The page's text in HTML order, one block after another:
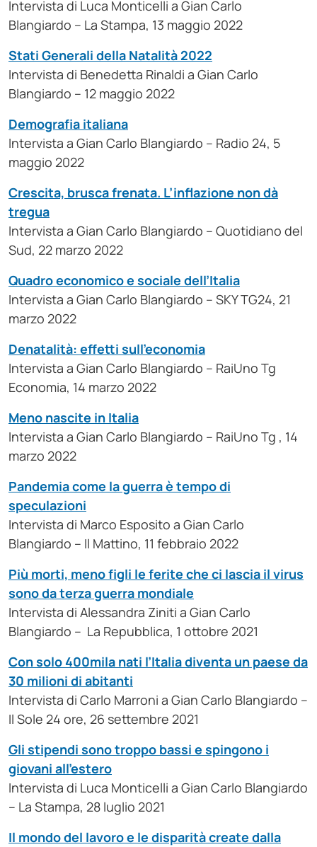
Intervista di Luca Monticelli a Gian Carlo
Blangiardo – La Stampa, 13 maggio 2022
Stati Generali della Natalità 2022
Intervista di Benedetta Rinaldi a Gian Carlo
Blangiardo – 12 maggio 2022
Demografia italiana
Intervista a Gian Carlo Blangiardo – Radio 24, 5
maggio 2022
Crescita, brusca frenata. L’inflazione non dà
tregua
Intervista a Gian Carlo Blangiardo – Quotidiano del
Sud, 22 marzo 2022
Quadro economico e sociale dell’Italia
Intervista a Gian Carlo Blangiardo – SKY TG24, 21
marzo 2022
Denatalità: effetti sull’economia
Intervista a Gian Carlo Blangiardo – RaiUno Tg
Economia, 14 marzo 2022
Meno nascite in Italia
Intervista a Gian Carlo Blangiardo – RaiUno Tg , 14
marzo 2022
Pandemia come la guerra è tempo di
speculazioni
Intervista di Marco Esposito a Gian Carlo
Blangiardo – Il Mattino, 11 febbraio 2022
Più morti, meno figli le ferite che ci lascia il virus
sono da terza guerra mondiale
Intervista di Alessandra Ziniti a Gian Carlo
Blangiardo – La Repubblica, 1 ottobre 2021
Con solo 400mila nati l’Italia diventa un paese da
30 milioni di abitanti
Intervista di Carlo Marroni a Gian Carlo Blangiardo –
Il Sole 24 ore, 26 settembre 2021
Gli stipendi sono troppo bassi e spingono i
giovani all’estero
Intervista di Luca Monticelli a Gian Carlo Blangiardo
– La Stampa, 28 luglio 2021
Il mondo del lavoro e le disparità create dalla